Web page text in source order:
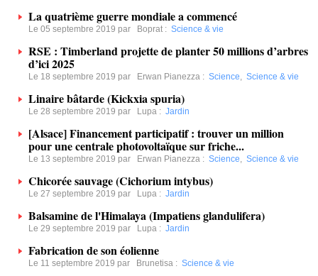
La quatrième guerre mondiale a commencé
Le 05 septembre 2019 par Boprat : Science & vie
RSE : Timberland projette de planter 50 millions d’arbres
d’ici 2025
Le 18 septembre 2019 par Erwan Pianezza : Science, Science & vie
Linaire bâtarde (Kickxia spuria)
Le 28 septembre 2019 par Lupa : Jardin
[Alsace] Financement participatif : trouver un million
pour une centrale photovoltaïque sur friche...
Le 13 septembre 2019 par Erwan Pianezza : Science, Science & vie
Chicorée sauvage (Cichorium intybus)
Le 27 septembre 2019 par Lupa : Jardin
Balsamine de l'Himalaya (Impatiens glandulifera)
Le 29 septembre 2019 par Lupa : Jardin
Fabrication de son éolienne
Le 11 septembre 2019 par Brunetisa : Science & vie